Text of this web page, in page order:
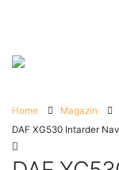
Home Magazin
DAF XG530 Intarder